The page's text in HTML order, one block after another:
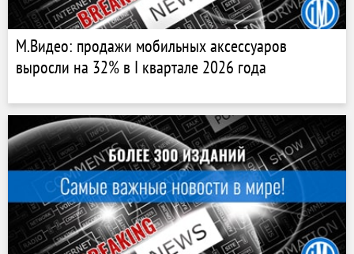
М.Видео: продажи мобильных аксессуаров
выросли на 32% в I квартале 2026 года